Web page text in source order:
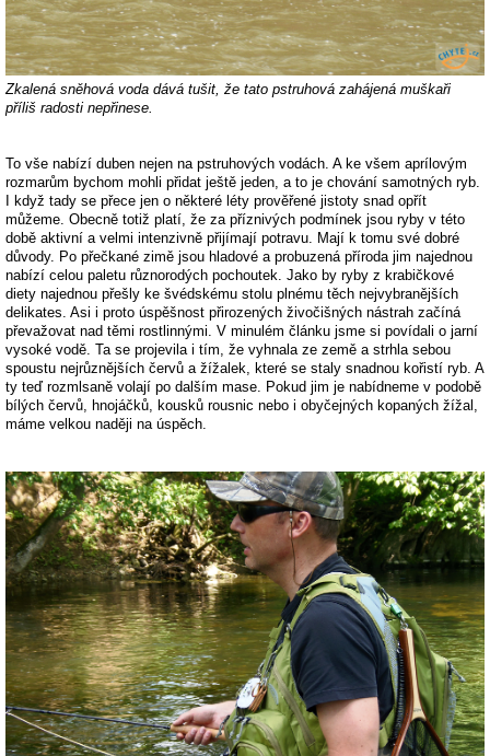
Zkalená sněhová voda dává tušit, že tato pstruhová zahájená muškaři
příliš radosti nepřinese.
To vše nabízí duben nejen na pstruhových vodách. A ke všem aprílovým
rozmarům bychom mohli přidat ještě jeden, a to je chování samotných ryb.
I když tady se přece jen o některé léty prověřené jistoty snad opřít
můžeme. Obecně totiž platí, že za příznivých podmínek jsou ryby v této
době aktivní a velmi intenzivně přijímají potravu. Mají k tomu své dobré
důvody. Po přečkané zimě jsou hladové a probuzená příroda jim najednou
nabízí celou paletu různorodých pochoutek. Jako by ryby z krabičkové
diety najednou přešly ke švédskému stolu plnému těch nejvybranějších
delikates. Asi i proto úspěšnost přirozených živočišných nástrah začíná
převažovat nad těmi rostlinnými. V minulém článku jsme si povídali o jarní
vysoké vodě. Ta se projevila i tím, že vyhnala ze země a strhla sebou
spoustu nejrůznějších červů a žížalek, které se staly snadnou kořistí ryb. A
ty teď rozmlsaně volají po dalším mase. Pokud jim je nabídneme v podobě
bílých červů, hnojáčků, kousků rousnic nebo i obyčejných kopaných žížal,
máme velkou naději na úspěch.